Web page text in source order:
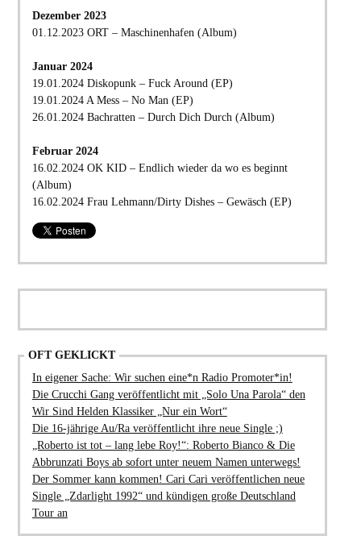
Dezember 2023
01.12.2023 ORT – Maschinenhafen (Album)
Januar 2024
19.01.2024 Diskopunk – Fuck Around (EP)
19.01.2024 A Mess – No Man (EP)
26.01.2024 Bachratten – Durch Dich Durch (Album)
Februar 2024
16.02.2024 OK KID – Endlich wieder da wo es beginnt
(Album)
16.02.2024 Frau Lehmann/Dirty Dishes – Gewäsch (EP)
OFT GEKLICKT
In eigener Sache: Wir suchen eine*n Radio Promoter*in!
Die Crucchi Gang veröffentlicht mit „Solo Una Parola“ den
Wir Sind Helden Klassiker „Nur ein Wort“
Die 16-jährige Au/Ra veröffentlicht ihre neue Single ;)
„Roberto ist tot – lang lebe Roy!“: Roberto Bianco & Die
Abbrunzati Boys ab sofort unter neuem Namen unterwegs!
Der Sommer kann kommen! Cari Cari veröffentlichen neue
Single „Zdarlight 1992“ und kündigen große Deutschland
Tour an